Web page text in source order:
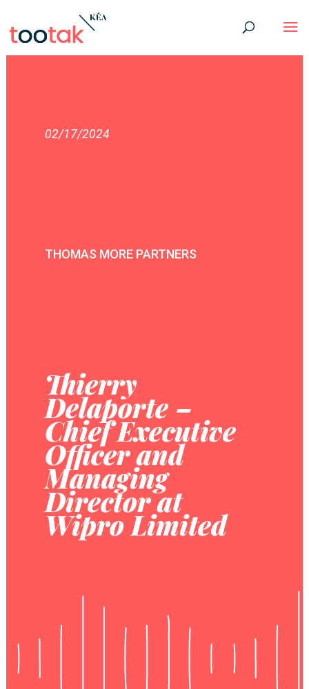
02/17/2024
THOMAS MORE PARTNERS
Thierry
Delaporte –
Chief Executive
Officer and
Managing
Director at
Wipro Limited